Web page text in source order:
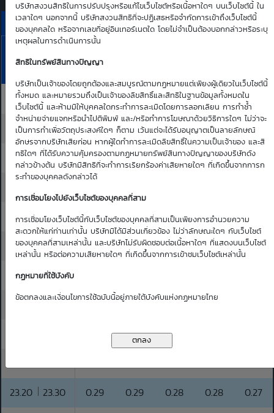
บริษัทสงวนสิทธิในการปรับปรุงหรือแก้ไขเว็บไซต์หรือเนื้อหาใดๆ บนเว็บไซต์นี้ ใน
เวลาใดๆ นอกจากนี้ บริษัทสงวนสิทธิที่จะปฏิเสธหรือจำกัดการเข้าถึงเว็บไซต์นี้
ของบุคคลใด หรือจากเลขที่อยู่อินเทอร์เนตใด โดยไม่จำเป็นต้องบอกกล่าวหรือระบุ
เหตุผลในการดำเนินการนั้น
สิทธิในทรัพย์สินทางปัญญา
บริษัทเป็นเจ้าของโดยถูกต้องและสมบูรณ์ตามกฏหมายแต่เพียงผู้เดียวในเว็บไซต์นี้
ทั้งหมด และหมายรวมถึงเป็นเจ้าของลิขสิทธิ์และสิทธิในฐานข้อมูลทั้งหมดใน
เว็บไซต์นี้ และห้ามมิให้บุคคลใดกระทำการละเมิดโดยการลอกเลียน การทำซ้ำ
จำหน่ายจ่ายแจกหรือนำไปตีพิมพ์ และ/หรือทำการโฆษณาด้วยวิธีการใดๆ ไม่ว่าจะ
เป็นการทำเพื่อวัตถุประสงค์ใดๆ ก็ตาม เว้นแต่จะได้รับอนุญาตเป็นลายลักษณ์
อักษรจากบริษัทเสียก่อน หากผู้ใดทำการละเมิดลิขสิทธิ์ในความเป็นเจ้าของ และสิ
ทธิใดๆ ที่ได้รับความคุ้มครองตามกฏหมายทรัพย์สินทางปัญญาของบริษัทดัง
กล่าวข้างต้น บริษัทมีสิทธิที่จะทำการเรียกร้องค่าเสียหายใดๆ ที่เกิดขึ้นจากการก
ระทำของบุคคลดังกล่าวได้
การเชื่อมโยงไปยังเว็บไซต์ของบุคคลที่สาม
การเชื่อมโยงเว็บไซต์นี้กับเว็บไซต์ของบุคคลที่สามเป็นเพียงการอำนวยความ
สะดวกให้แก่ท่านเท่านั้น บริษัทมิได้มีส่วนเกี่ยวข้อง ไม่ว่าลักษณะใดๆ กับเว็บไซต์
ของบุคคลที่สามเหล่านั้น และบริษัทไม่รับผิดชอบต่อเนื้อหาใดๆ ที่แสดงบนเว็บไซต์
เหล่านั้น หรือต่อความเสียหายใดๆ ที่เกิดขึ้นจากการเข้าชมเว็บไซต์เหล่านั้น
กฏหมายที่ใช้บังคับ
ข้อตกลงและเงื่อนไขการใช้ฉบับนี้อยู่ภายใต้บังคับแห่งกฏหมายไทย
ราคาเสนอซื้อคืนเบื้องต้นของ MINT01C2612A
Bid | Offer
6
Aug
26
22.20 22.30 0.23 0.23 0.22 0.22 0.21
22.30 22.40 0.24 0.23 0.23 0.22 0.22
22.40 22.50 0.24 0.24 0.23 0.23 0.22
22.60 22.70 0.26 0.25 0.25 0.24 0.24
22.70 22.80 0.26 0.26 0.25 0.25 0.24
22.80 22.90
22.90 23.00 0.27 0.27 0.26 0.26
0.27 0.27
23.20 23.30 0.29 0.29 0.28 0.28 0.27